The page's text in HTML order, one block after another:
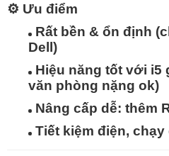
⚙️ Ưu điểm
Rất bền & ổn định
Dell)
Hiệu năng tốt với i5
văn phòng nặng ok)
Nâng cấp dễ: thêm
Tiết kiệm điện, chạy